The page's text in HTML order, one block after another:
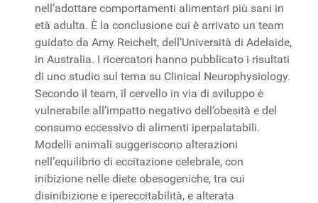
nell’adottare comportamenti alimentari più sani in
età adulta. È la conclusione cui è arrivato un team
guidato da Amy Reichelt, dell’Università di Adelaide,
in Australia. I ricercatori hanno pubblicato i risultati
di uno studio sul tema su Clinical Neurophysiology.
Secondo il team, il cervello in via di sviluppo è
vulnerabile all’impatto negativo dell’obesità e del
consumo eccessivo di alimenti iperpalatabili.
Modelli animali suggeriscono alterazioni
nell’equilibrio di eccitazione celebrale, con
inibizione nelle diete obesogeniche, tra cui
disinibizione e ipereccitabilità, e alterata